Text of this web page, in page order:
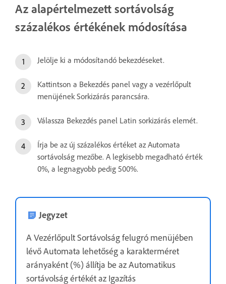
Az alapértelmezett sortávolság
százalékos értékének módosítása
Jelölje ki a módosítandó bekezdéseket.
Kattintson a Bekezdés panel vagy a vezérlőpult
menüjének Sorkizárás parancsára.
Válassza Bekezdés panel Latin sorkizárás elemét.
Írja be az új százalékos értéket az Automata
sortávolság mezőbe. A legkisebb megadható érték
0%, a legnagyobb pedig 500%.
Jegyzet
A Vezérlőpult Sortávolság felugró menüjében
lévő Automata lehetőség a karakterméret
arányaként (%) állítja be az Automatikus
sortávolság értékét az Igazítás